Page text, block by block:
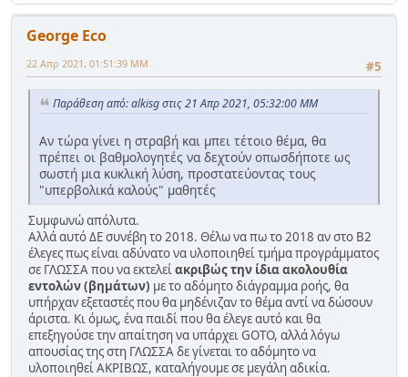
George Eco
#5
22 Απρ 2021, 01:51:39 ΜΜ
Παράθεση από: alkisg στις 21 Απρ 2021, 05:32:00 ΜΜ
Αν τώρα γίνει η στραβή και μπει τέτοιο θέμα, θα
πρέπει οι βαθμολογητές να δεχτούν οπωσδήποτε ως
σωστή μια κυκλική λύση, προστατεύοντας τους
"υπερβολικά καλούς" μαθητές
Συμφωνώ απόλυτα.
Αλλά αυτό ΔΕ συνέβη το 2018. Θέλω να πω το 2018 αν στο Β2
έλεγες πως είναι αδύνατο να υλοποιηθεί τμήμα προγράμματος
σε ΓΛΩΣΣΑ που να εκτελείακριβώς την ίδια ακολουθία
εντολών (βημάτων) με το αδόμητο διάγραμμα ροής, θα
υπήρχαν εξεταστές που θα μηδένιζαν το θέμα αντί να δώσουν
άριστα. Κι όμως, ένα παιδί που θα έλεγε αυτό και θα
επεξηγούσε την απαίτηση να υπάρχει GOTO, αλλά λόγω
απουσίας της στη ΓΛΩΣΣΑ δε γίνεται το αδόμητο να
υλοποιηθεί ΑΚΡΙΒΩΣ, καταλήγουμε σε μεγάλη αδικία.